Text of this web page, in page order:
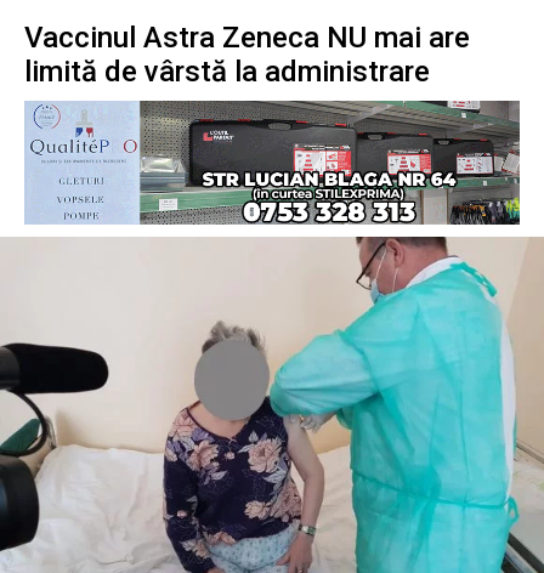
Vaccinul Astra Zeneca NU mai are
limită de vârstă la administrare